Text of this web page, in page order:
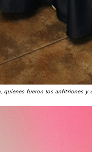
fueron los anfitriones